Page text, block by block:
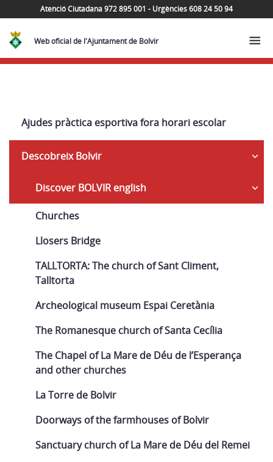
Atenció Ciutadana 972 895 001 - Urgències 608 24 50 94
Web oficial de l'Ajuntament de Bolvir
Navega
Ajudes pràctica esportiva fora horari escolar
Descobreix Bolvir
Discover BOLVIR english
Churches
Llosers Bridge
TALLTORTA: The church of Sant Climent,
Talltorta
Archeological museum Espai Ceretània
The Romanesque church of Santa Cecília
The Chapel of La Mare de Déu de l’Esperança
and other churches
La Torre de Bolvir
Doorways of the farmhouses of Bolvir
Sanctuary church of La Mare de Déu del Remei